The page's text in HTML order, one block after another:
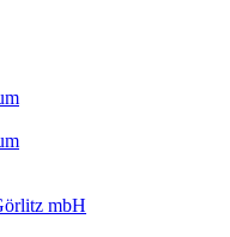
mbH